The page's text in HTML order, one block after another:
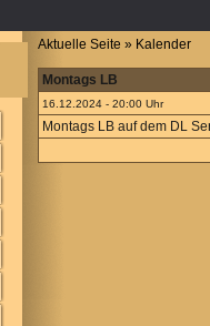
Aktuelle Seite » Kalender
Montags LB
16.12.2024 - 20:00 Uhr
Montags LB auf dem DL